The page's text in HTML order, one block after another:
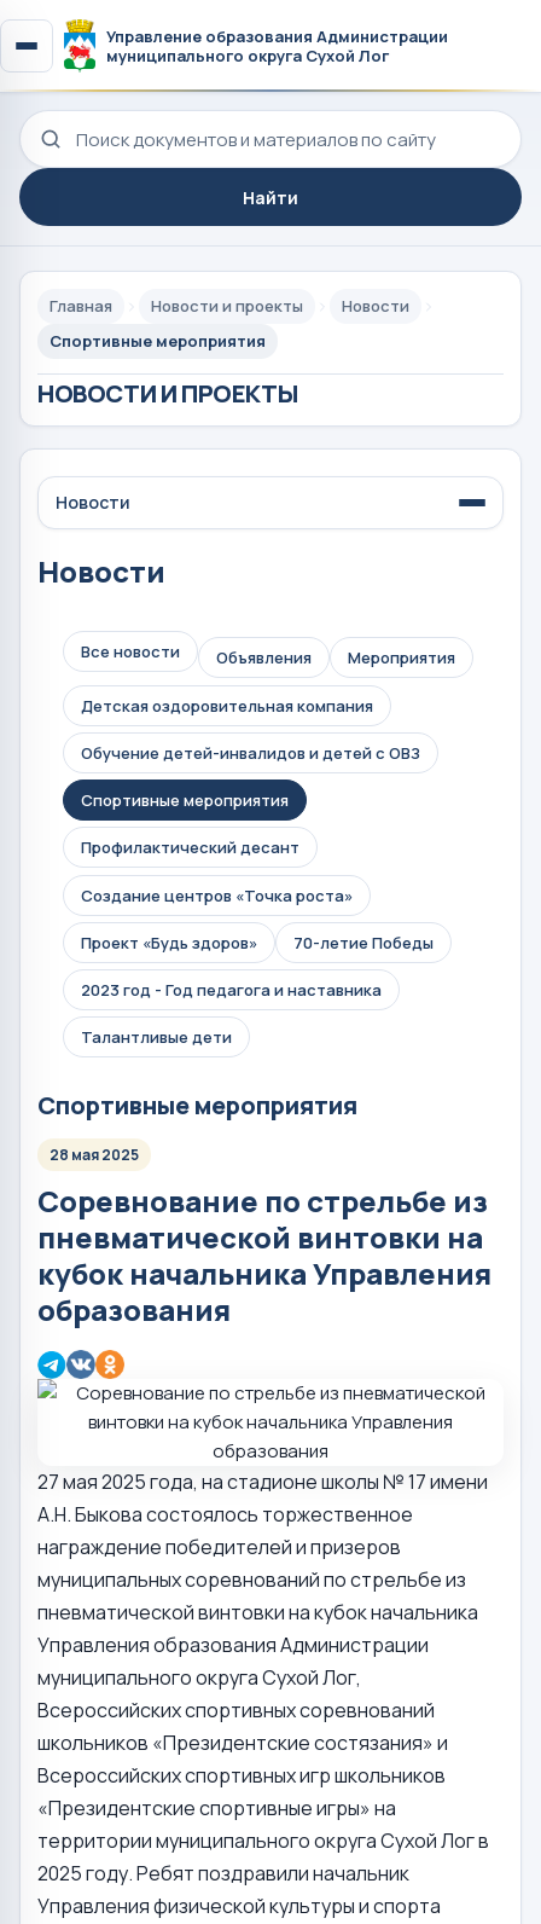
Управление образования Администрации
муниципального округа Сухой Лог
Поиск по сайту
Найти
Главная Новости и проекты
Новости
Спортивные мероприятия
НОВОСТИ И ПРОЕКТЫ
Новости
Новости
Все новости Объявления Мероприятия
Детская оздоровительная компания
Обучение детей-инвалидов и детей с ОВЗ
Спортивные мероприятия
Профилактический десант
Создание центров «Точка роста»
Проект «Будь здоров» 70-летие Победы
2023 год - Год педагога и наставника
Талантливые дети
Спортивные мероприятия
28 мая 2025
Соревнование по стрельбе из
пневматической винтовки на
кубок начальника Управления
образования
27 мая 2025 года, на стадионе школы № 17 имени
А.Н. Быкова состоялось торжественное
награждение победителей и призеров
муниципальных соревнований по стрельбе из
пневматической винтовки на кубок начальника
Управления образования Администрации
муниципального округа Сухой Лог,
Всероссийских спортивных соревнований
школьников «Президентские состязания» и
Всероссийских спортивных игр школьников
«Президентские спортивные игры» на
территории муниципального округа Сухой Лог в
2025 году. Ребят поздравили начальник
Управления физической культуры и спорта